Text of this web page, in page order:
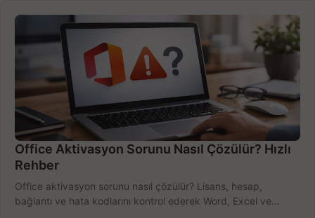
Office Aktivasyon Sorunu Nasıl Çözülür? Hızlı
Rehber
Office aktivasyon sorunu nasıl çözülür? Lisans, hesap,
bağlantı ve hata kodlarını kontrol ederek Word, Excel ve